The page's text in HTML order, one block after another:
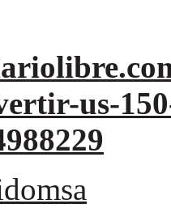
us-